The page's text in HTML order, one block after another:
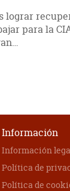
lograr
para la
Información
Información
Política de
Política de